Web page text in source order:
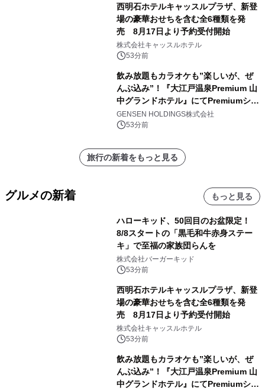
西明石ホテルキャッスルプラザ、新登
場の豪華おせちを含む全6種類を発
売 8月17日より予約受付開始
株式会社キャッスルホテル
53分前
飲み放題もカラオケも”楽しいが、ぜ
んぶ込み”！『大江戸温泉Premium 山
中グランドホテル』にてPremiumシリ
ーズ初のオールインクルーシブ導入
GENSEN HOLDINGS株式会社
53分前
旅行の新着をもっと見る
グルメの新着 もっと見る
ハローキッド、50回目のお盆限定！
8/8スタートの「黒毛和牛赤身ステー
キ」で至福の家族団らんを
株式会社バーガーキッド
53分前
西明石ホテルキャッスルプラザ、新登
場の豪華おせちを含む全6種類を発
売 8月17日より予約受付開始
株式会社キャッスルホテル
53分前
飲み放題もカラオケも”楽しいが、ぜ
んぶ込み”！『大江戸温泉Premium 山
中グランドホテル』にてPremiumシリ